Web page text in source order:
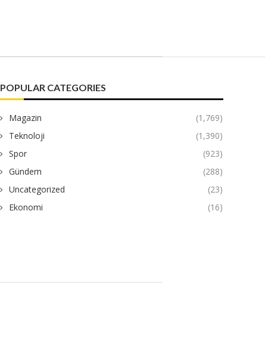
POPULAR CATEGORIES
Magazin
(1,769)
Teknoloji
(1,390)
Spor
(923)
Gündem
(288)
Uncategorized
(23)
Ekonomi
(16)